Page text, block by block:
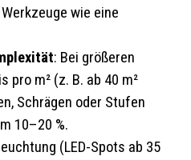
wie eine
: Bei größeren
pro m² (z. B. ab 40 m²
Schrägen oder Stufen
10–20 %.
(LED-Spots ab 35